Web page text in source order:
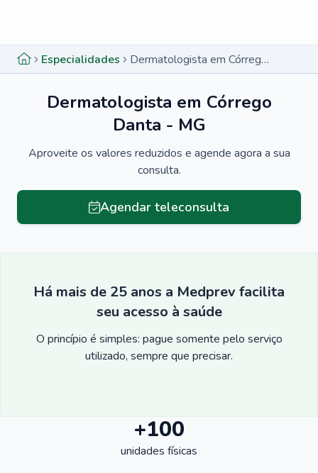
Especialidades Dermatologista em Córrego Danta - MG
Dermatologista em Córrego
Danta - MG
Aproveite os valores reduzidos e agende agora a sua
consulta.
Agendar teleconsulta
Há mais de 25 anos a Medprev facilita
seu acesso à saúde
O princípio é simples: pague somente pelo serviço
utilizado, sempre que precisar.
+100
unidades físicas